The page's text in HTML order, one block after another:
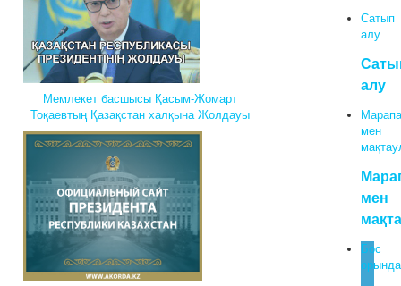
Сатып
алу
алу
мен
мен
Бос
Мемлекет басшысы Қасым-Жомарт
Тоқаевтың Қазақстан халқына Жолдауы